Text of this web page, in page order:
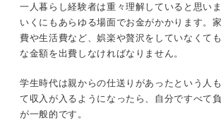
一人暮らし経験者は重々理解していると思い
いくにもあらゆる場面でお金がかかります。
費や生活費など、娯楽や贅沢をしていなくて
な金額を出費しなければなりません。
学生時代は親からの仕送りがあったという人
て収入が入るようになったら、自分ですべて
が一般的です。